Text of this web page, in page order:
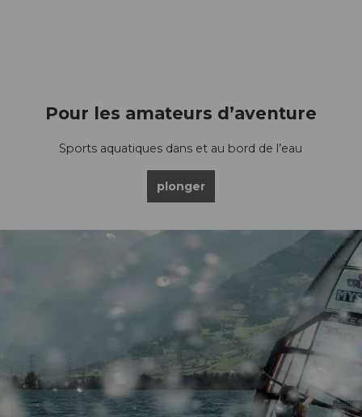
Pour les amateurs d’aventure
Sports aquatiques dans et au bord de l’eau
plonger